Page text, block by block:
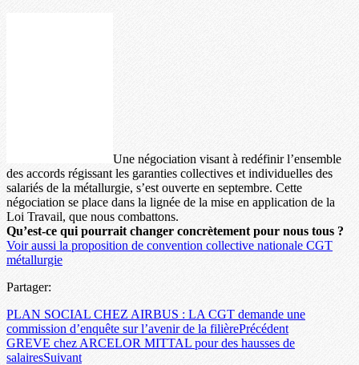
Une négociation visant à redéfinir l’ensemble
des accords régissant les garanties collectives et individuelles des
salariés de la métallurgie, s’est ouverte en septembre. Cette
négociation se place dans la lignée de la mise en application de la
Loi Travail, que nous combattons.
Qu’est-ce qui pourrait changer concrètement pour nous tous ?
Voir aussi la proposition de convention collective nationale CGT
métallurgie
Partager:
PLAN SOCIAL CHEZ AIRBUS : LA CGT demande une
commission d’enquête sur l’avenir de la filièrePrécédent
GREVE chez ARCELOR MITTAL pour des hausses de
salairesSuivant